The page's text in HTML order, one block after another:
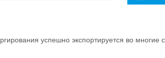
успешно экспортируется во